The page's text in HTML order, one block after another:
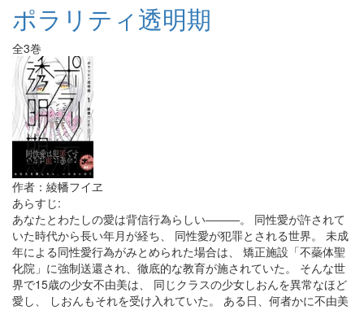
ポラリティ透明期
全3巻
作者：綾幡フイヱ
あらすじ:
あなたとわたしの愛は背信行為らしい―――。 同性愛が許されて
いた時代から長い年月が経ち、 同性愛が犯罪とされる世界。 未成
年による同性愛行為がみとめられた場合は、 矯正施設「不蘂体聖
化院」に強制送還され、徹底的な教育が施されていた。 そんな世
界で15歳の少女不由美は、 同じクラスの少女しおんを異常なほど
愛し、 しおんもそれを受け入れていた。 ある日、何者かに不由美